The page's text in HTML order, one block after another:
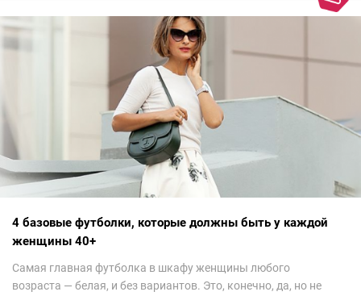
4 базовые футболки, которые должны быть у каждой
женщины 40+
Самая главная футболка в шкафу женщины любого
возраста — белая, и без вариантов. Это, конечно, да, но не